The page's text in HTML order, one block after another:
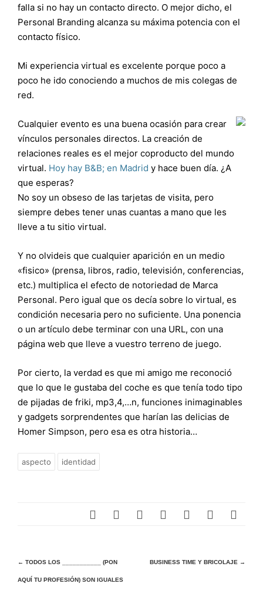
falla si no hay un contacto directo. O mejor dicho, el
Personal Branding alcanza su máxima potencia con el
contacto físico.
Mi experiencia virtual es excelente porque poco a
poco he ido conociendo a muchos de mis colegas de
red.
Cualquier evento es una buena ocasión para crear
vínculos personales directos. La creación de
relaciones reales es el mejor coproducto del mundo
virtual. Hoy hay B&B; en Madrid y hace buen día. ¿A
que esperas?
No soy un obseso de las tarjetas de visita, pero
siempre debes tener unas cuantas a mano que les
lleve a tu sitio virtual.
Y no olvideis que cualquier aparición en un medio
«fisico» (prensa, libros, radio, televisión, conferencias,
etc.) multiplica el efecto de notoriedad de Marca
Personal. Pero igual que os decía sobre lo virtual, es
condición necesaria pero no suficiente. Una ponencia
o un artículo debe terminar con una URL, con una
página web que lleve a vuestro terreno de juego.
Por cierto, la verdad es que mi amigo me reconoció
que lo que le gustaba del coche es que tenía todo tipo
de pijadas de friki, mp3,4,…n, funciones inimaginables
y gadgets sorprendentes que harían las delicias de
Homer Simpson, pero esa es otra historia…
aspecto identidad
Navegación
de
← TODOS LOS ___________ (PON
AQUÍ TU PROFESIÓN) SON IGUALES
BUSINESS TIME Y BRICOLAJE →